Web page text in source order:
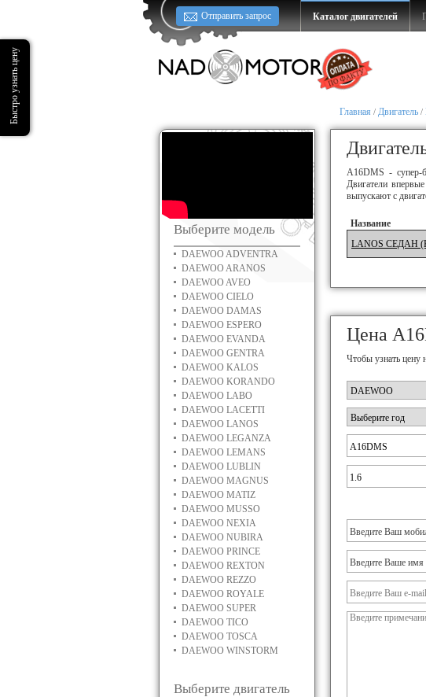
Отправить запрос Каталог двигателей
Главная / Двигатель /
Выберите модель
DAEWOO ADVENTRA
DAEWOO ARANOS
DAEWOO AVEO
DAEWOO CIELO
DAEWOO DAMAS
DAEWOO ESPERO
DAEWOO EVANDA
DAEWOO GENTRA
DAEWOO KALOS
DAEWOO KORANDO
DAEWOO LABO
DAEWOO LACETTI
DAEWOO LANOS
DAEWOO LEGANZA
DAEWOO LEMANS
DAEWOO LUBLIN
DAEWOO MAGNUS
DAEWOO MATIZ
DAEWOO MUSSO
DAEWOO NEXIA
DAEWOO NUBIRA
DAEWOO PRINCE
DAEWOO REXTON
DAEWOO REZZO
DAEWOO ROYALE
DAEWOO SUPER
DAEWOO TICO
DAEWOO TOSCA
DAEWOO WINSTORM
Выберите двигатель
A16DMS - супер-
Двигатели
выпускают с
Название
LANOS СЕДАН
Цена
Чтобы узнать цену